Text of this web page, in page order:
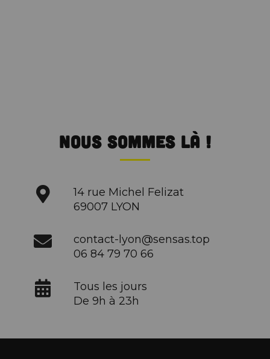
Nous sommes là !
14 rue Michel Felizat
69007 LYON
contact-lyon@sensas.top
06 84 79 70 66
Tous les jours
De 9h à 23h